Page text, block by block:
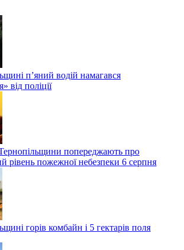
п’яний водій намагався
від поліції
попереджають про
рівень пожежної небезпеки 6 серпня
горів комбайн і 5 гектарів поля